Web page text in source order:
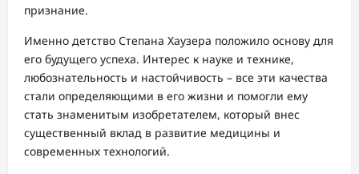
признание.
Именно детство Степана Хаузера положило основу для
его будущего успеха. Интерес к науке и технике,
любознательность и настойчивость – все эти качества
стали определяющими в его жизни и помогли ему
стать знаменитым изобретателем, который внес
существенный вклад в развитие медицины и
современных технологий.